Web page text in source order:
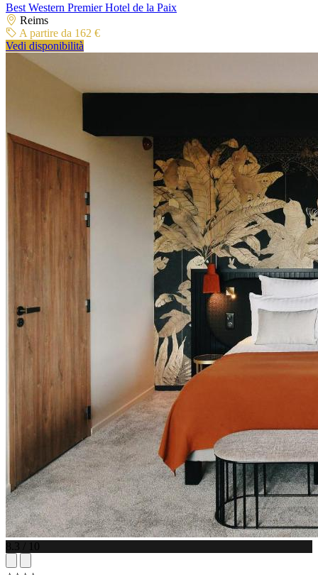
Best Western Premier Hotel de la Paix
Reims
A partire da 162 €
Vedi disponibilità
8.3 / 10